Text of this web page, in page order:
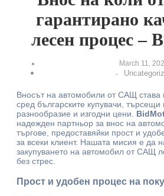
гарантирано
лесен процес –
March 11,
-
Вносът на автомобили от САЩ става
сред българските купувачи, търсещи
разнообразие и изгодни цени.
надежден партньор за внос на
търгове, предоставяйки прост и
за всеки клиент. Нашата мисия е да
закупуването на автомобил от САЩ
без стрес.
Прост и удобен процес на